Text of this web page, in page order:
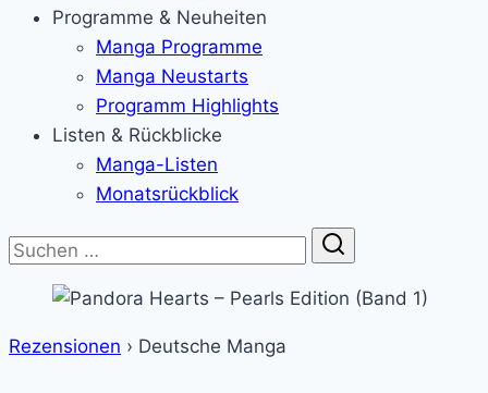
Programme & Neuheiten
Manga Programme
Manga Neustarts
Programm Highlights
Listen & Rückblicke
Manga-Listen
Monatsrückblick
Suche
Rezensionen › Deutsche Manga